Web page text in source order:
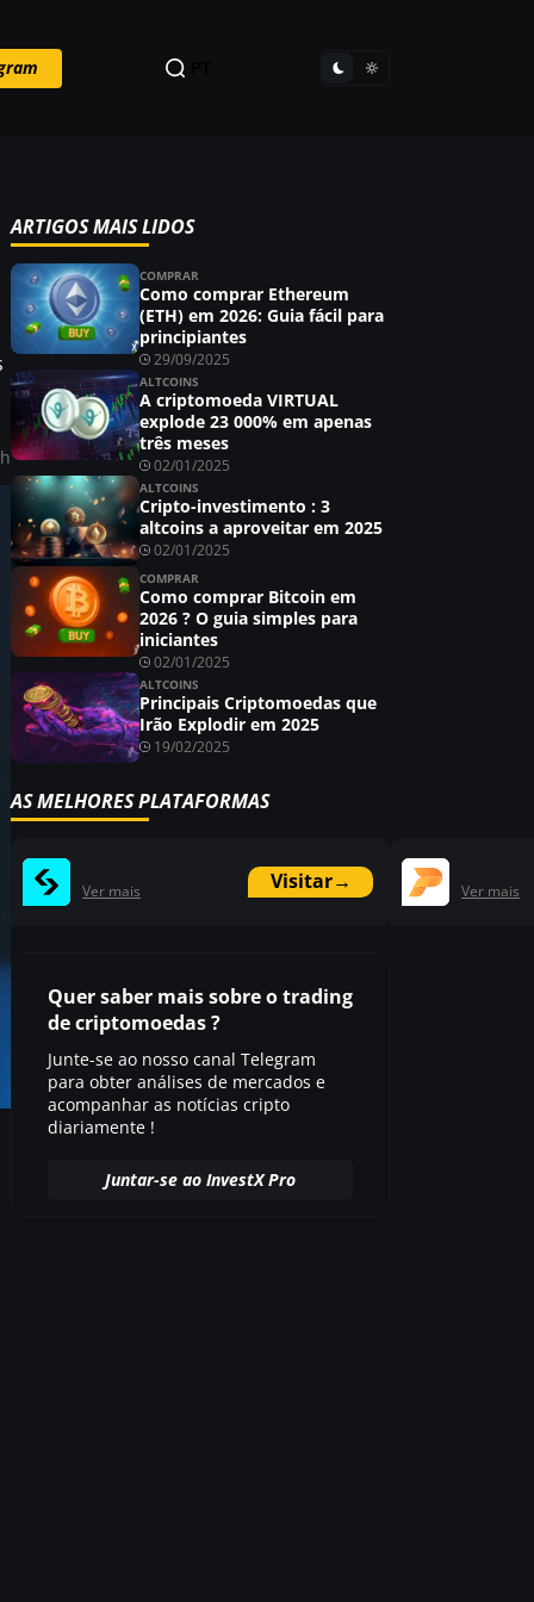
ARTIGOS MAIS LIDOS
COMPRAR
Como comprar Ethereum
(ETH) em 2026: Guia fácil para
principiantes
29/09/2025
ALTCOINS
A criptomoeda VIRTUAL
explode 23 000% em apenas
três meses
02/01/2025
ALTCOINS
Cripto-investimento : 3
altcoins a aproveitar em 2025
02/01/2025
COMPRAR
Como comprar Bitcoin em
2026 ? O guia simples para
iniciantes
02/01/2025
ALTCOINS
Principais Criptomoedas que
Irão Explodir em 2025
19/02/2025
AS MELHORES PLATAFORMAS
Visitar→
Ver mais Ver mais
Quer saber mais sobre o trading
de criptomoedas ?
Junte-se ao nosso canal Telegram
para obter análises de mercados e
acompanhar as notícias cripto
diariamente !
Juntar-se ao InvestX Pro